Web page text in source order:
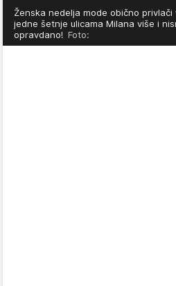
Ženska nedelja mode obično privlači
jedne šetnje ulicama Milana više i
opravdano! Foto: